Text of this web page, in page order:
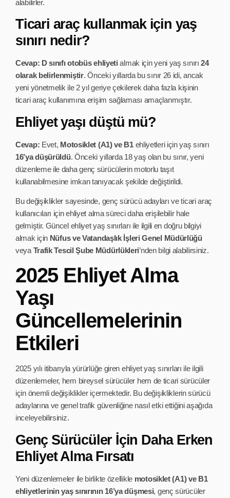
alabilirler.
Ticari araç kullanmak için yaş
sınırı nedir?
Cevap: D sınıfı otobüs ehliyeti almak için yeni yaş sınırı24
olarak belirlenmiştir. Önceki yıllarda bu sınır 26 idi, ancak
yeni yönetmelik ile 2 yıl geriye çekilerek daha fazla kişinin
ticari araç kullanımına erişim sağlaması amaçlanmıştır.
Ehliyet yaşı düştü mü?
Cevap: Evet, Motosiklet (A1) ve B1ehliyetleri için yaş sınırı
16’ya düşürüldü. Önceki yıllarda 18 yaş olan bu sınır, yeni
düzenleme ile daha genç sürücülerin motorlu taşıt
kullanabilmesine imkan tanıyacak şekilde değiştirildi.
Bu değişiklikler sayesinde, genç sürücü adayları ve ticari araç
kullanıcıları için ehliyet alma süreci daha erişilebilir hale
gelmiştir. Güncel ehliyet yaş sınırları ile ilgili en doğru bilgiyi
almak için Nüfus ve Vatandaşlık İşleri Genel Müdürlüğü
veya Trafik Tescil Şube Müdürlükleri’nden bilgi alabilirsiniz.
2025 Ehliyet Alma
Yaşı
Güncellemelerinin
Etkileri
2025 yılı itibarıyla yürürlüğe giren ehliyet yaş sınırları ile ilgili
düzenlemeler, hem bireysel sürücüler hem de ticari sürücüler
için önemli değişiklikler içermektedir. Bu değişikliklerin sürücü
adaylarına ve genel trafik güvenliğine nasıl etki ettiğini aşağıda
inceleyebilirsiniz.
Genç Sürücüler İçin Daha Erken
Ehliyet Alma Fırsatı
Yeni düzenlemeler ile birlikte özellikle motosiklet (A1) ve B1
ehliyetlerinin yaş sınırının 16’ya düşmesi, genç sürücüler